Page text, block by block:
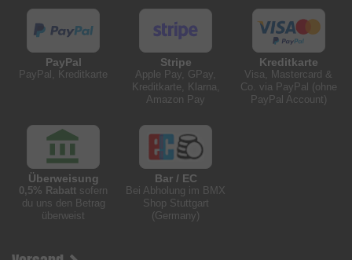
PayPal
PayPal, Kreditkarte
Stripe
Apple Pay, GPay,
Kreditkarte, Klarna,
Amazon Pay
Kreditkarte
Visa, Mastercard &
Co. via PayPal (ohne
PayPal Account)
Überweisung
0,5% Rabatt sofern
du uns den Betrag
überweist
Bar / EC
Bei Abholung im BMX
Shop Stuttgart
(Germany)